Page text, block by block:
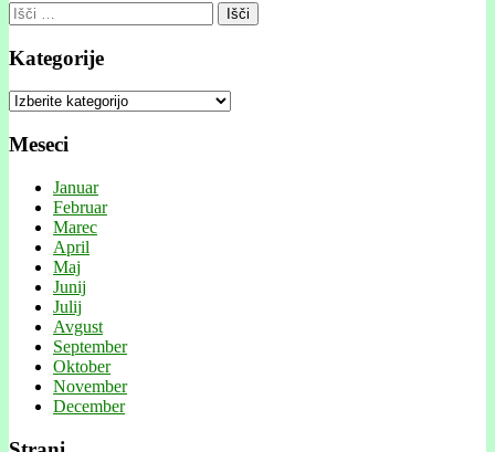
Išči:
Kategorije
Kategorije
Meseci
Januar
Februar
Marec
April
Maj
Junij
Julij
Avgust
September
Oktober
November
December